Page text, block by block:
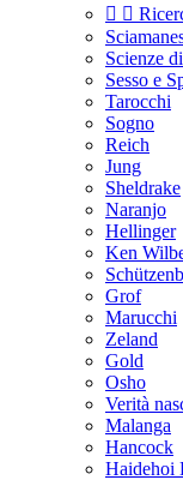
 
Scienze
Sesso e
Tarocchi
Sogno
Reich
Jung
Sheldrake
Naranjo
Hellinger
Ken
Grof
Marucchi
Zeland
Gold
Osho
Verità
Malanga
Hancock
Haidehoi